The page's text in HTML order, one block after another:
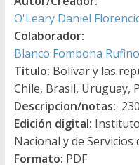
O'Leary Daniel
Colaborador:
Blanco Fombona
Título: Bolívar y las
Chile, Brasil, Uruguay,
Descripcion/notas:
Edición digital:
Nacional y de Servicios
Formato: PDF